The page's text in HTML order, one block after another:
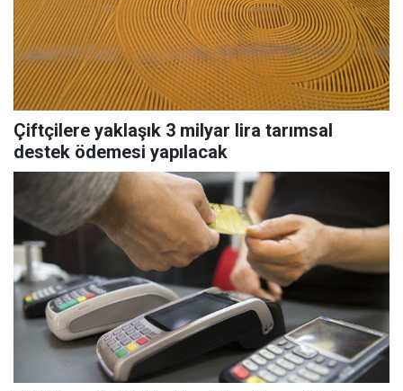
Çiftçilere yaklaşık 3 milyar lira tarımsal
destek ödemesi yapılacak